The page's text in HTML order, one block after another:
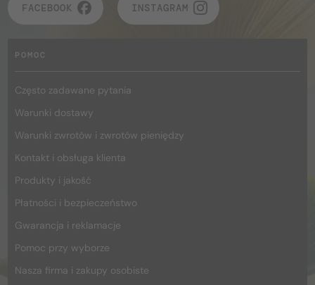
FACEBOOK INSTAGRAM
POMOC
Często zadawane pytania
Warunki dostawy
Warunki zwrotów i zwrotów pieniędzy
Kontakt i obsługa klienta
Produkty i jakość
Płatności i bezpieczeństwo
Gwarancja i reklamacje
Pomoc przy wyborze
Nasza firma i zakupy osobiste